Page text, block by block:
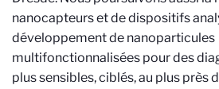
nanocapteurs et de dispositifs
développement de nanoparticules
multifonctionnalisées pour des
plus sensibles, ciblés, au plus près